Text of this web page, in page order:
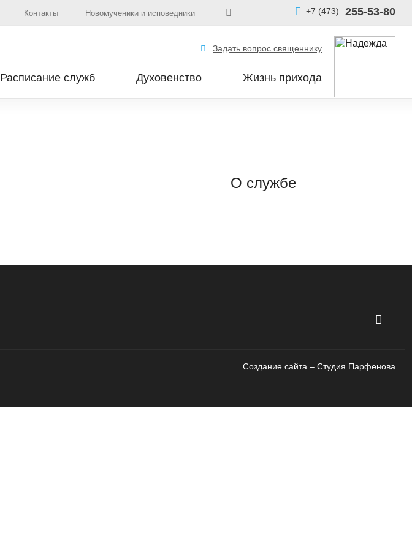
Контакты Новомученики и исповедники +7 (473) 255-53-80
Задать вопрос священнику
Расписание служб Духовенство Жизнь прихода
О службе
Создание сайта – Cтудия Парфенова